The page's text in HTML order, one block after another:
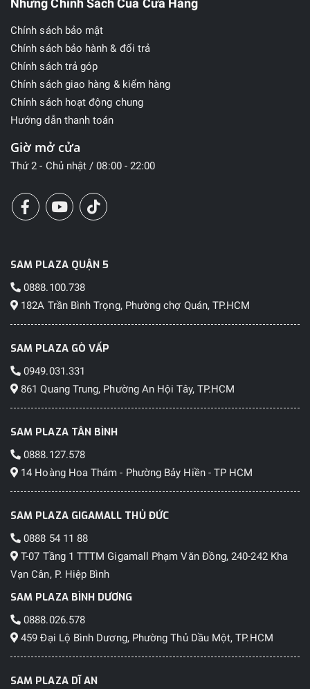
Những Chính Sách Của Cửa Hàng
Chính sách bảo mật
Chính sách bảo hành & đổi trả
Chính sách trả góp
Chính sách giao hàng & kiểm hàng
Chính sách hoạt động chung
Hướng dẫn thanh toán
Giờ mở cửa
Thứ 2 - Chủ nhật / 08:00 - 22:00
SAM PLAZA QUẬN 5
0888.100.738
182A Trần Bình Trọng, Phường chợ Quán, TP.HCM
SAM PLAZA GÒ VẤP
0949.031.331
861 Quang Trung, Phường An Hội Tây, TP.HCM
SAM PLAZA TÂN BÌNH
0888.127.578
14 Hoàng Hoa Thám - Phường Bảy Hiền - TP HCM
SAM PLAZA GIGAMALL THỦ ĐỨC
0888 54 11 88
T-07 Tầng 1 TTTM Gigamall Phạm Văn Đồng, 240-242 Kha
Vạn Cân, P. Hiệp Bình
SAM PLAZA BÌNH DƯƠNG
0888.026.578
459 Đại Lộ Bình Dương, Phường Thủ Dầu Một, TP.HCM
SAM PLAZA DĨ AN